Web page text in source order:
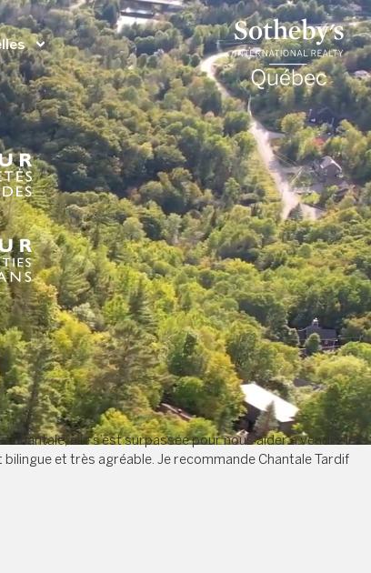
elle s’est surpassée pour nous aider à vendre le
et très agréable. Je recommande Chantale Tardif